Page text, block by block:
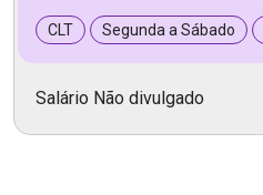
CLT Segunda a Sábado
Salário Não divulgado